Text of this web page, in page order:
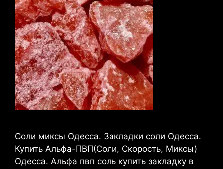
Соли миксы Одесса. Закладки соли Одесса.
Купить Альфа-ПВП(Соли, Скорость, Миксы)
Одесса. Альфа пвп соль купить закладку в